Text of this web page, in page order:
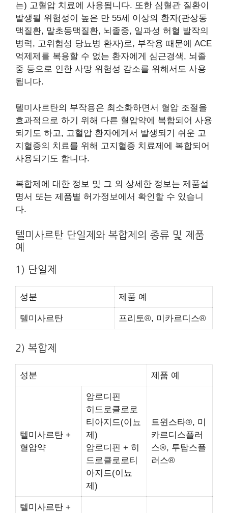
는) 고혈압 치료에 사용됩니다. 또한 심혈관 질환이
발생될 위험성이 높은 만 55세 이상의 환자(관상동
맥질환, 말초동맥질환, 뇌졸중, 일과성 허혈 발작의
병력, 고위험성 당뇨병 환자)로, 부작용 때문에 ACE
억제제를 복용할 수 없는 환자에게 심근경색, 뇌졸
중 등으로 인한 사망 위험성 감소를 위해서도 사용
됩니다.
텔미사르탄의 부작용은 최소화하면서 혈압 조절을
효과적으로 하기 위해 다른 혈압약에 복합되어 사용
되기도 하고, 고혈압 환자에게서 발생되기 쉬운 고
지혈증의 치료를 위해 고지혈증 치료제에 복합되어
사용되기도 합니다.
복합제에 대한 정보 및 그 외 상세한 정보는 제품설
명서 또는 제품별 허가정보에서 확인할 수 있습니
다.
텔미사르탄 단일제와 복합제의 종류 및 제품
예
1) 단일제
성분 제품 예
텔미사르탄 프리토®, 미카르디스®
2) 복합제
성분 제품 예
텔미사르탄 +
혈압약
암로디핀
히드로클로로
티아지드(이뇨
제)
암로디핀 + 히
드로클로로티
아지드(이뇨
제)
트윈스타®, 미
카르디스플러
스®, 투탑스플
러스®
텔미사르탄 +